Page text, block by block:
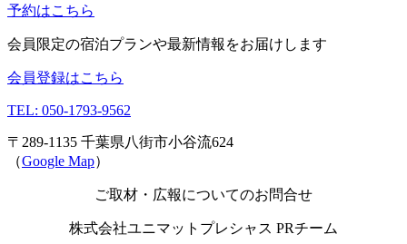
予約はこちら
会員限定の宿泊プランや最新情報をお届けします
会員登録はこちら
TEL: 050-1793-9562
〒289-1135 千葉県八街市小谷流624
（Google Map）
ご取材・広報についてのお問合せ
株式会社ユニマットプレシャス PRチーム